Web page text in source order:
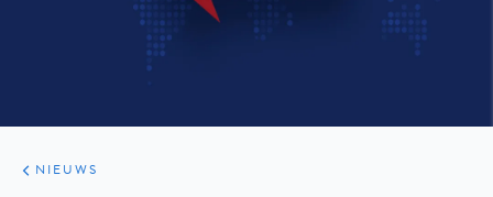
ARTIKELEN
HET
KORT
NIEUWS